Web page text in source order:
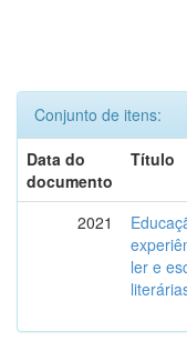
Conjunto de itens:
Data do
documento
Título
2021
ler e